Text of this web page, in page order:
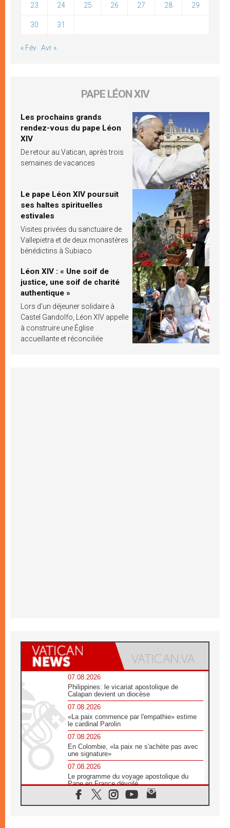
23 24 25 26 27 28 29
30 31
« Fév Avr »
PAPE LÉON XIV
Les prochains grands
rendez-vous du pape Léon
XIV
De retour au Vatican, après trois
semaines de vacances
Le pape Léon XIV poursuit
ses haltes spirituelles
estivales
Visites privées du sanctuaire de
Vallepietra et de deux monastères
bénédictins à Subiaco
Léon XIV : « Une soif de
justice, une soif de charité
authentique »
Lors d’un déjeuner solidaire à
Castel Gandolfo, Léon XIV appelle
à construire une Église
accueillante et réconciliée
07.08.2026
Philippines: le vicariat apostolique de
Calapan devient un diocèse
07.08.2026
«La paix commence par l'empathie» estime
le cardinal Parolin
07.08.2026
En Colombie, «la paix ne s'achète pas avec
une signature»
07.08.2026
Le programme du voyage apostolique du
Pape en France dévoilé
07.08.2026
1ère Conférence continentale sur l'éducation